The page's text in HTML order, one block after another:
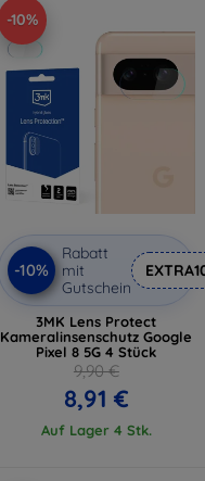
-10%
-10%
Rabatt
mit
Gutschein
3MK Lens Protect
Kameralinsenschutz Google
Pixel 8 5G 4 Stück
9,90 €
8,91 €
Auf Lager 4 Stk.